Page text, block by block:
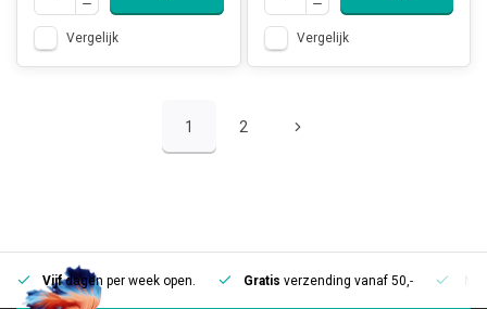
Vergelijk Vergelijk
1 2
Vijfdagen per week open. Gratis verzending vanaf 50,-